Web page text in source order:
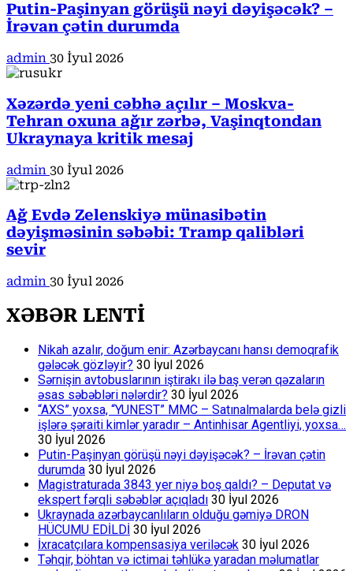
Putin-Paşinyan görüşü nəyi dəyişəcək? –
İrəvan çətin durumda
admin 30 İyul 2026
Xəzərdə yeni cəbhə açılır – Moskva-
Tehran oxuna ağır zərbə, Vaşinqtondan
Ukraynaya kritik mesaj
admin 30 İyul 2026
Ağ Evdə Zelenskiyə münasibətin
dəyişməsinin səbəbi: Tramp qalibləri
sevir
admin 30 İyul 2026
XƏBƏR LENTİ
Nikah azalır, doğum enir: Azərbaycanı hansı demoqrafik
gələcək gözləyir? 30 İyul 2026
Sərnişin avtobuslarının iştirakı ilə baş verən qəzaların
əsas səbəbləri nələrdir? 30 İyul 2026
“AXS” yoxsa, “YUNEST” MMC – Satınalmalarda belə gizli
işlərə şəraiti kimlər yaradır – Antinhisar Agentliyi, yoxsa…
30 İyul 2026
Putin-Paşinyan görüşü nəyi dəyişəcək? – İrəvan çətin
durumda 30 İyul 2026
Magistraturada 3843 yer niyə boş qaldı? – Deputat və
ekspert fərqli səbəblər açıqladı 30 İyul 2026
Ukraynada azərbaycanlıların olduğu gəmiyə DRON
HÜCUMU EDİLDİ 30 İyul 2026
İxracatçılara kompensasiya veriləcək 30 İyul 2026
Təhqir, böhtan və ictimai təhlükə yaradan məlumatlar